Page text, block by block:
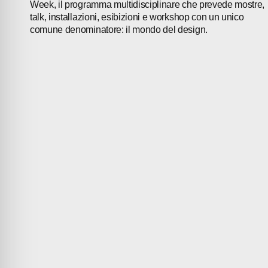
Week, il programma multidisciplinare che prevede mostre,
talk, installazioni, esibizioni e workshop con un unico
comune denominatore: il mondo del design.